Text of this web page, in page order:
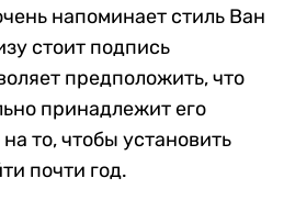
напоминает стиль Ван
стоит подпись
предположить, что
принадлежит его
то, чтобы установить
почти год.